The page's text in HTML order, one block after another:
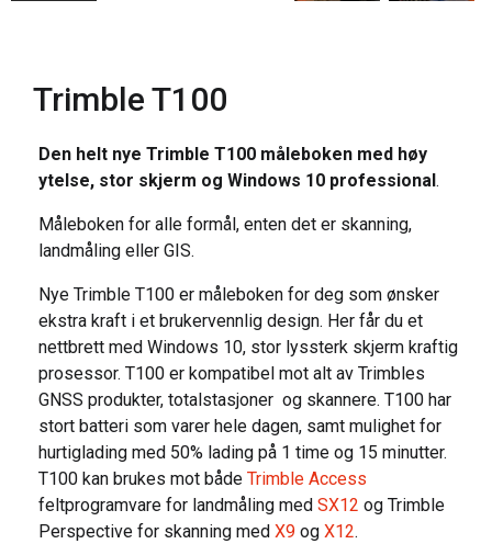
Trimble T100
Den helt nye Trimble T100 måleboken med høy
ytelse, stor skjerm og Windows 10 professional.
Måleboken for alle formål, enten det er skanning,
landmåling eller GIS.
Nye Trimble T100 er måleboken for deg som ønsker
ekstra kraft i et brukervennlig design. Her får du et
nettbrett med Windows 10, stor lyssterk skjerm kraftig
prosessor. T100 er kompatibel mot alt av Trimbles
GNSS produkter, totalstasjoner og skannere. T100 har
stort batteri som varer hele dagen, samt mulighet for
hurtiglading med 50% lading på 1 time og 15 minutter.
T100 kan brukes mot både Trimble Access
feltprogramvare for landmåling med SX12 og Trimble
Perspective for skanning med X9 og X12.